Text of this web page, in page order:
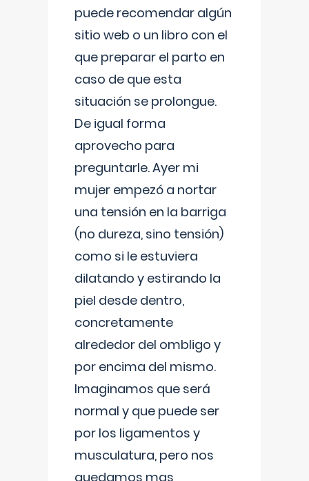
puede recomendar algún
sitio web o un libro con el
que preparar el parto en
caso de que esta
situación se prolongue.
De igual forma
aprovecho para
preguntarle. Ayer mi
mujer empezó a nortar
una tensión en la barriga
(no dureza, sino tensión)
como si le estuviera
dilatando y estirando la
piel desde dentro,
concretamente
alrededor del ombligo y
por encima del mismo.
Imaginamos que será
normal y que puede ser
por los ligamentos y
musculatura, pero nos
quedamos mas